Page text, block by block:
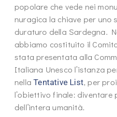
popolare che vede nei
nuragica la chiave per uno
duraturo della Sardegna.
abbiamo costituito il
stata presentata alla
Italiana Unesco l’istanza
nellaTentative List, per
l’obiettivo finale:
dell’intera umanità.